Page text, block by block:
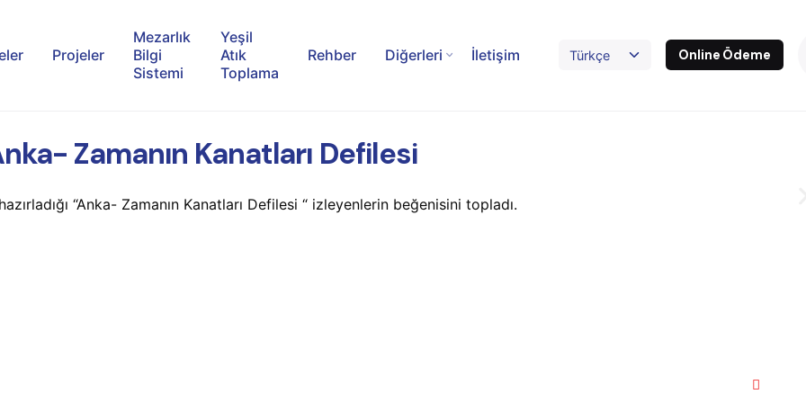
Projeler
Mezarlık
Bilgi
Sistemi
Yeşil
Atık
Toplama
Rehber Diğerleri İletişim Online Ödeme
Zamanın Kanatları Defilesi
“Anka- Zamanın Kanatları Defilesi “ izleyenlerin beğenisini topladı.